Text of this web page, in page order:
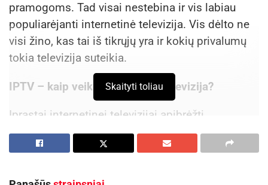
pramogoms. Tad visai nestebina ir vis labiau
populiarėjanti internetinė televizija. Vis dėlto ne
visi žino, kas tai iš tikrųjų yra ir kokių privalumų
tokia televizija suteikia.
IPTV – kaip veikia internetinė televizija?
Įprastai internetinei televizijai apibrėžti
naudojamas IPTV trumpinys, kuris šifruojasi kaip
interneto protokolo televizija. Šios televizijos
informaciją per interneto tiekėjo IP adresą – tuo
Skaityti toliau